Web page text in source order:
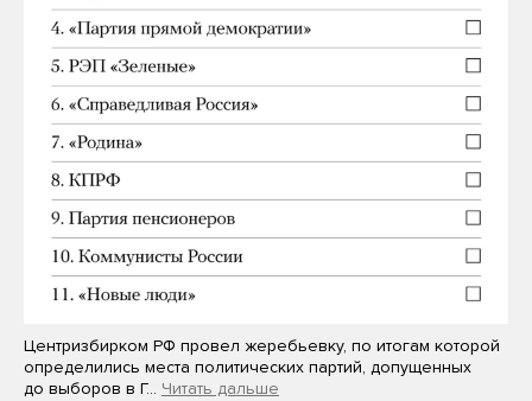
Центризбирком РФ провел жеребьевку, по итогам которой
определились места политических партий, допущенных
до выборов в Г… Читать дальше